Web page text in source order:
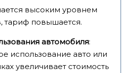
высоким уровнем
тариф повышается.
автомобиля:
использование авто или
увеличивает стоимость